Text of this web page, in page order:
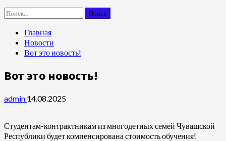
Найти:
Главная
Новости
Вот это новость!
Вот это новость!
admin 14.08.2025
Студентам-контрактникам из многодетных семей Чувашской
Республики будет компенсирована стоимость обучения!